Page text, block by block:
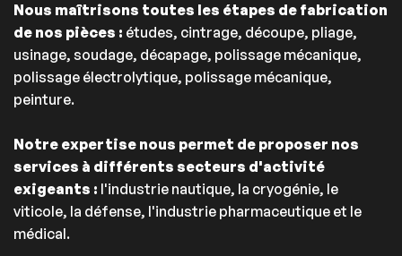
Nous maîtrisons toutes les étapes de fabrication
de nos pièces : études, cintrage, découpe, pliage,
usinage, soudage, décapage, polissage mécanique,
polissage électrolytique, polissage mécanique,
peinture.
Notre expertise nous permet de proposer nos
services à différents secteurs d'activité
exigeants : l'industrie nautique, la cryogénie, le
viticole, la défense, l'industrie pharmaceutique et le
médical.